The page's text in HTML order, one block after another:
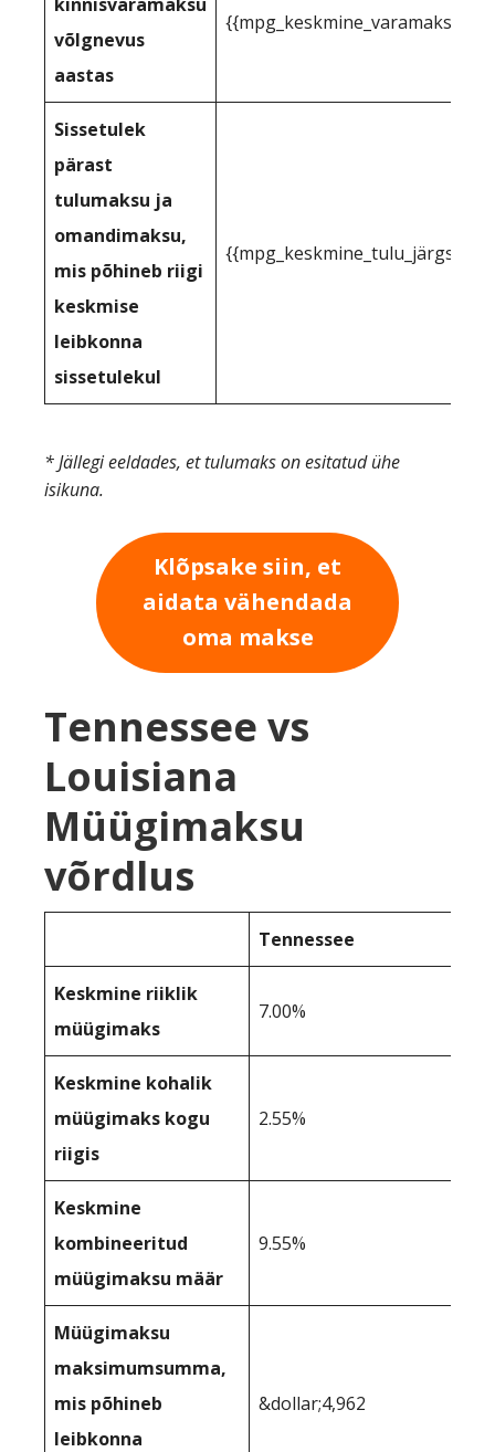
võlgnevus
aastas
Sissetulek
pärast
tulumaksu ja
omandimaksu,
mis põhineb riigi
keskmise
leibkonna
sissetulekul
* Jällegi eeldades, et tulumaks on esitatud ühe
isikuna.
Klõpsake siin, et
aidata vähendada
oma makse
Tennessee vs
Louisiana
Müügimaksu
võrdlus
Tennessee
Keskmine riiklik
müügimaks
7.00%
Keskmine kohalik
müügimaks kogu
riigis
2.55%
Keskmine
kombineeritud
müügimaksu määr
9.55%
Müügimaksu
maksimumsumma,
mis põhineb
leibkonna
&dollar;4,962